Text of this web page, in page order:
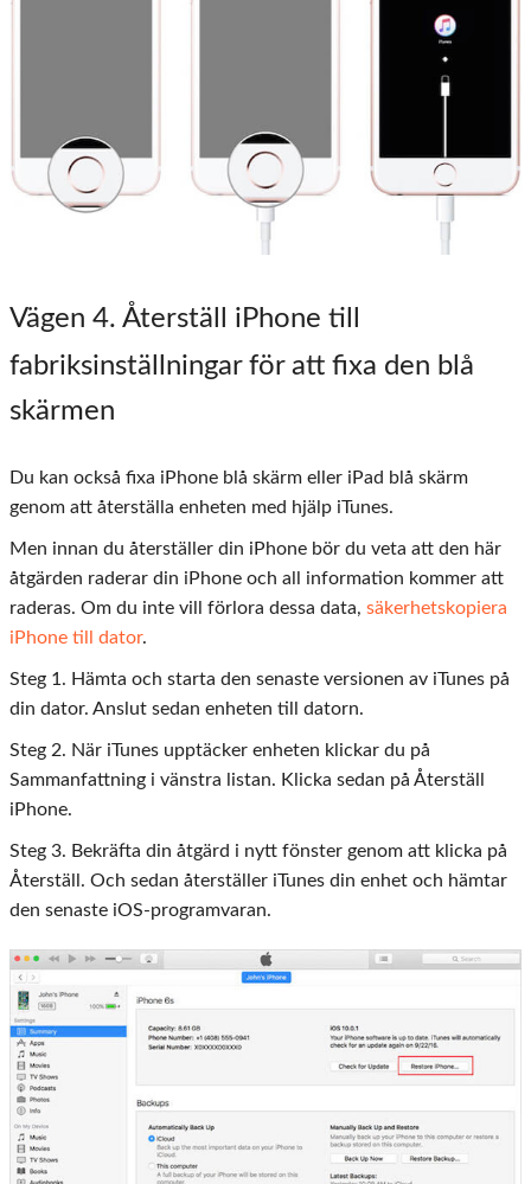
Vägen 4. Återställ iPhone till
fabriksinställningar för att fixa den blå
skärmen
Du kan också fixa iPhone blå skärm eller iPad blå skärm
genom att återställa enheten med hjälp iTunes.
Men innan du återställer din iPhone bör du veta att den här
åtgärden raderar din iPhone och all information kommer att
raderas. Om du inte vill förlora dessa data, säkerhetskopiera
iPhone till dator.
Steg 1. Hämta och starta den senaste versionen av iTunes på
din dator. Anslut sedan enheten till datorn.
Steg 2. När iTunes upptäcker enheten klickar du på
Sammanfattning i vänstra listan. Klicka sedan på Återställ
iPhone.
Steg 3. Bekräfta din åtgärd i nytt fönster genom att klicka på
Återställ. Och sedan återställer iTunes din enhet och hämtar
den senaste iOS-programvaran.